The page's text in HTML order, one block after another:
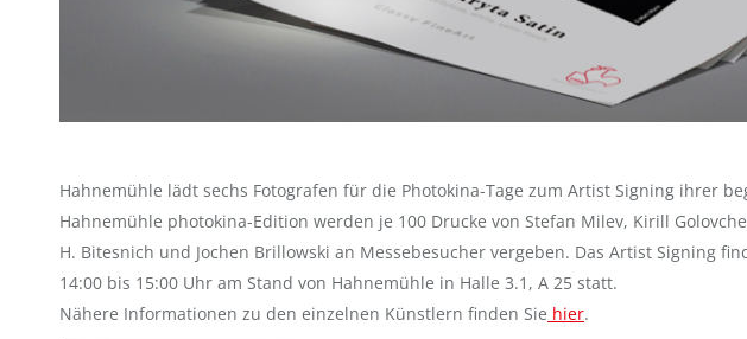
Hahnemühle lädt sechs Fotografen für die Photokina-Tage zum Artist Signing ihrer
Hahnemühle photokina-Edition werden je 100 Drucke von Stefan Milev, Kirill
H. Bitesnich und Jochen Brillowski an Messebesucher vergeben. Das Artist Signing
14:00 bis 15:00 Uhr am Stand von Hahnemühle in Halle 3.1, A 25 statt.
Nähere Informationen zu den einzelnen Künstlern finden Sie hier.